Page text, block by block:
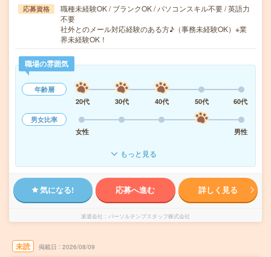
応募資格
職種未経験OK / ブランクOK / パソコンスキル不要 / 英語力
不要
社外とのメール対応経験のある方♪（事務未経験OK）※業
界未経験OK！
職場の雰囲気
年齢層
20代
30代 40代 50代
60代
男女比率
女性
男性
もっと見る
気になる! 応募へ進む 詳しく見る
派遣会社 パーソルテンプスタッフ株式会社
未読 掲載日 2026/08/09